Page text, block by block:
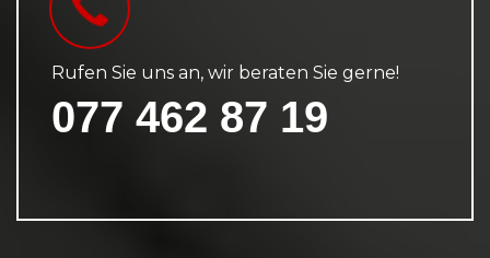
Rufen Sie uns an, wir beraten Sie gerne!
077 462 87 19